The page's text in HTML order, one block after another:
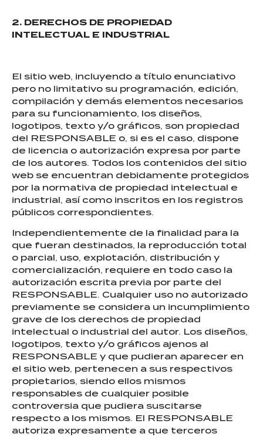
2. DERECHOS DE PROPIEDAD
INTELECTUAL E INDUSTRIAL
El sitio web, incluyendo a título enunciativo
pero no limitativo su programación, edición,
compilación y demás elementos necesarios
para su funcionamiento, los diseños,
logotipos, texto y/o gráficos, son propiedad
del RESPONSABLE o, si es el caso, dispone
de licencia o autorización expresa por parte
de los autores. Todos los contenidos del sitio
web se encuentran debidamente protegidos
por la normativa de propiedad intelectual e
industrial, así como inscritos en los registros
públicos correspondientes.
Independientemente de la finalidad para la
que fueran destinados, la reproducción total
o parcial, uso, explotación, distribución y
comercialización, requiere en todo caso la
autorización escrita previa por parte del
RESPONSABLE. Cualquier uso no autorizado
previamente se considera un incumplimiento
grave de los derechos de propiedad
intelectual o industrial del autor. Los diseños,
logotipos, texto y/o gráficos ajenos al
RESPONSABLE y que pudieran aparecer en
el sitio web, pertenecen a sus respectivos
propietarios, siendo ellos mismos
responsables de cualquier posible
controversia que pudiera suscitarse
respecto a los mismos. El RESPONSABLE
autoriza expresamente a que terceros